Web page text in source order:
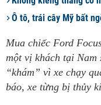
Ô tô, trái cây Mỹ bất
Mua chiếc Ford
một vị khách tại
“khám” vì xe chạy
báo, xe từng bị thủy